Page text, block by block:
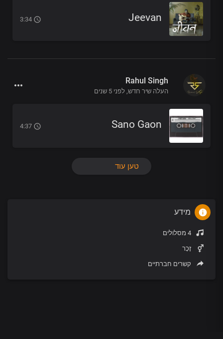
Jeevan
Rahul Singh
העלה שיר חדש, לפני 5 שנים
Sano Gaon
טען עוד
מידע
זָכָר
קשרים חברתיים